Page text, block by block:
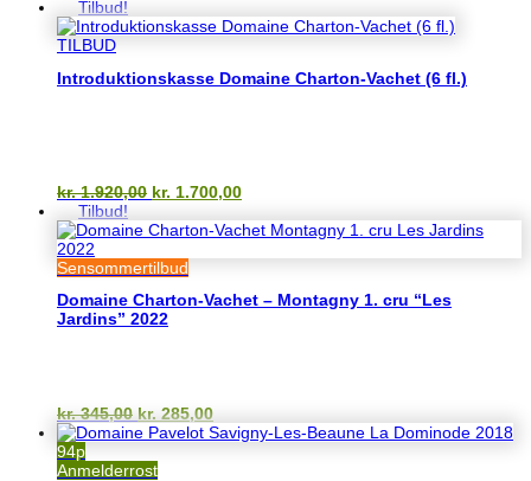
pris
pris
Tilbud!
TILBUD
Introduktionskasse Domaine Charton-Vachet (6 fl.)
kr.1.920,00 Den
pris
kr. 1.920,00.
kr. 1.700,00Den
pris
Tilbud!
Sensommertilbud
Domaine Charton-Vachet – Montagny 1. cru “Les
Jardins” 2022
kr.345,00 Den
oprindelige
var:
kr. 285,00Den
aktuelle
94p
Anmelderrost